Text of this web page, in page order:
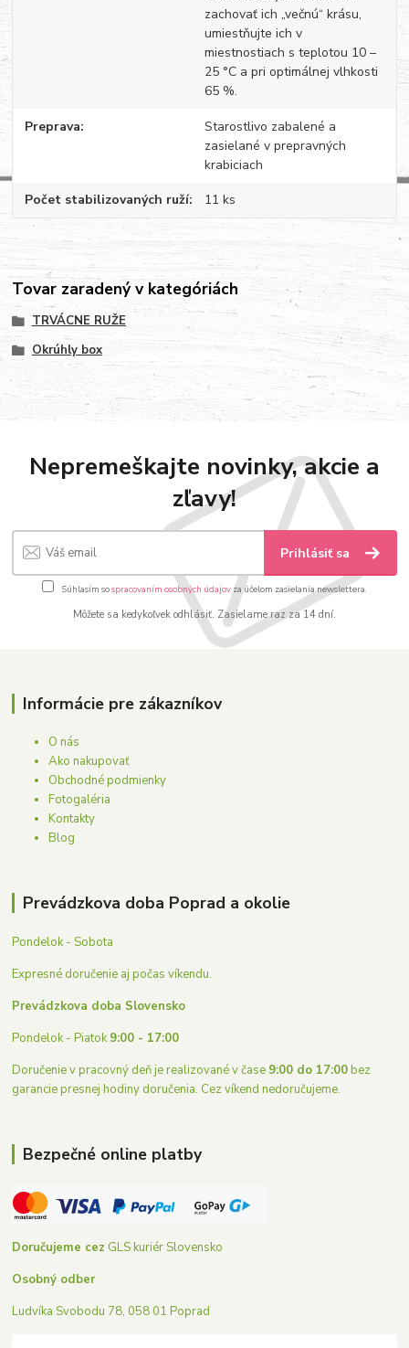
zachovať ich „večnú“ krásu,
umiestňujte ich v
miestnostiach s teplotou 10 –
25 °C a pri optimálnej vlhkosti
65 %.
Preprava
Starostlivo zabalené a
zasielané v prepravných
krabiciach
Počet stabilizovaných ruží 11 ks
Tovar zaradený v kategóriách
TRVÁCNE RUŽE
Okrúhly box
Nepremeškajte novinky, akcie a
zľavy!
Prihlásiť sa
Súhlasím sospracovaním osobných údajovza účelom zasielania newslettera.
Môžete sa kedykoľvek odhlásiť. Zasielame raz za 14 dní.
Informácie pre zákazníkov
O nás
Ako nakupovať
Obchodné podmienky
Fotogaléria
Kontakty
Blog
Prevádzkova doba Poprad a okolie
Pondelok - Sobota
Expresné doručenie aj počas víkendu.
Prevádzkova doba Slovensko
Pondelok - Piatok9:00 - 17:00
Doručenie v pracovný deň je realizované v čase 9:00 do 17:00bez
garancie presnej hodiny doručenia. Cez víkend nedoručujeme.
Bezpečné online platby
Doručujeme cez GLS kuriér Slovensko
Osobný odber
Ludvíka Svobodu 78, 058 01 Poprad